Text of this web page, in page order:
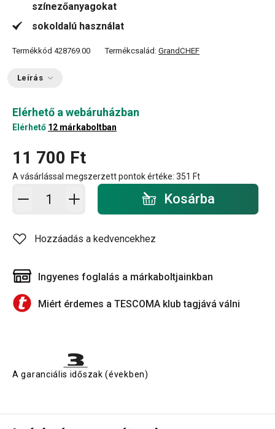
színezőanyagokat
sokoldalú használat
Termékkód 428769.00 Termékcsalád: GrandCHEF
Leírás
Elérhető a webáruházban
Elérhető 12 márkaboltban
11 700 Ft
A vásárlással megszerzett pontok értéke: 351 Ft
Kosárba - mennyiség Kosárba
Hozzáadás a kedvencekhez
Ingyenes foglalás a márkaboltjainkban
Miért érdemes a TESCOMA klub tagjává válni
A garanciális időszak (években)